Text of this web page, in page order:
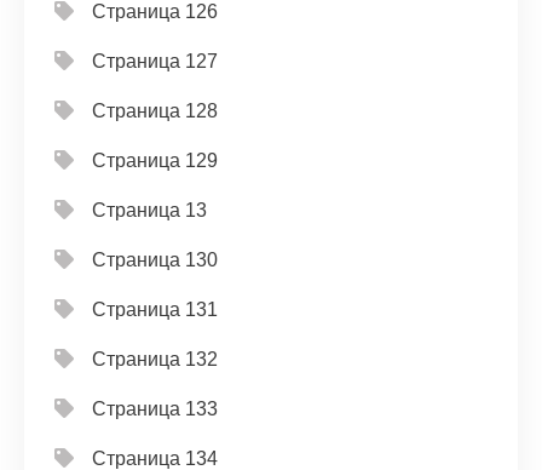
Страница 126
Страница 127
Страница 128
Страница 129
Страница 13
Страница 130
Страница 131
Страница 132
Страница 133
Страница 134